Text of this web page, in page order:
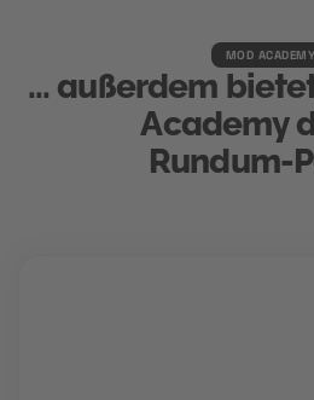
MOD ACADEMY
... außerdem
Academy
Rundum-